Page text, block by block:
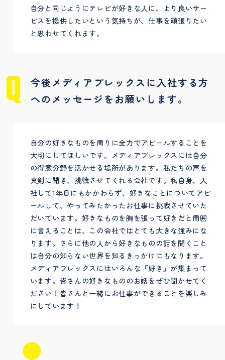
自分と同じようにテレビが好きな人に、より良いサー
ビスを提供したいという気持ちが、仕事を頑張りたい
と思わせてくれます。
今後メディアプレックスに入社する方
へのメッセージをお願いします。
自分の好きなものを周りに全力でアピールすることを
大切にしてほしいです。メディアプレックスには自分
の得意分野を活かせる場所があります。私たちの声を
真剣に聞き、挑戦させてくれる会社です。私自身、入
社して1年目にもかかわらず、好きなことについてアピ
ールして、やってみたかったお仕事に挑戦させていた
だいています。好きなものを胸を張って好きだと周囲
に言えることは、この会社ではとても大きな強みにな
ります。さらに他の人から好きなものの話を聞くこと
は自分の知らない世界を知るきっかけにもなります。
メディアプレックスにはいろんな『好き』が集まって
います。皆さんの好きなもののお話をぜひ聞かせてく
ださい！皆さんと一緒にお仕事ができることを楽しみ
にしています！